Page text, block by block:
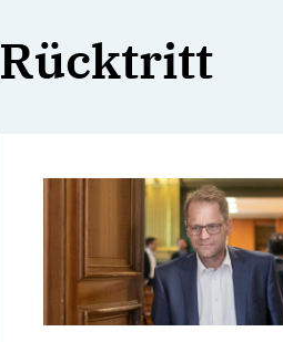
Rücktritt